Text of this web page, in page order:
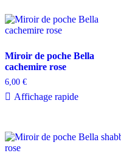
Miroir de poche Bella
cachemire rose
6,00 €
Affichage rapide